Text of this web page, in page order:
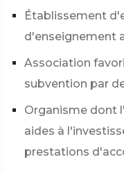
Établissement
d'enseignement
Association
subvention par
Organisme dont
aides à
prestations